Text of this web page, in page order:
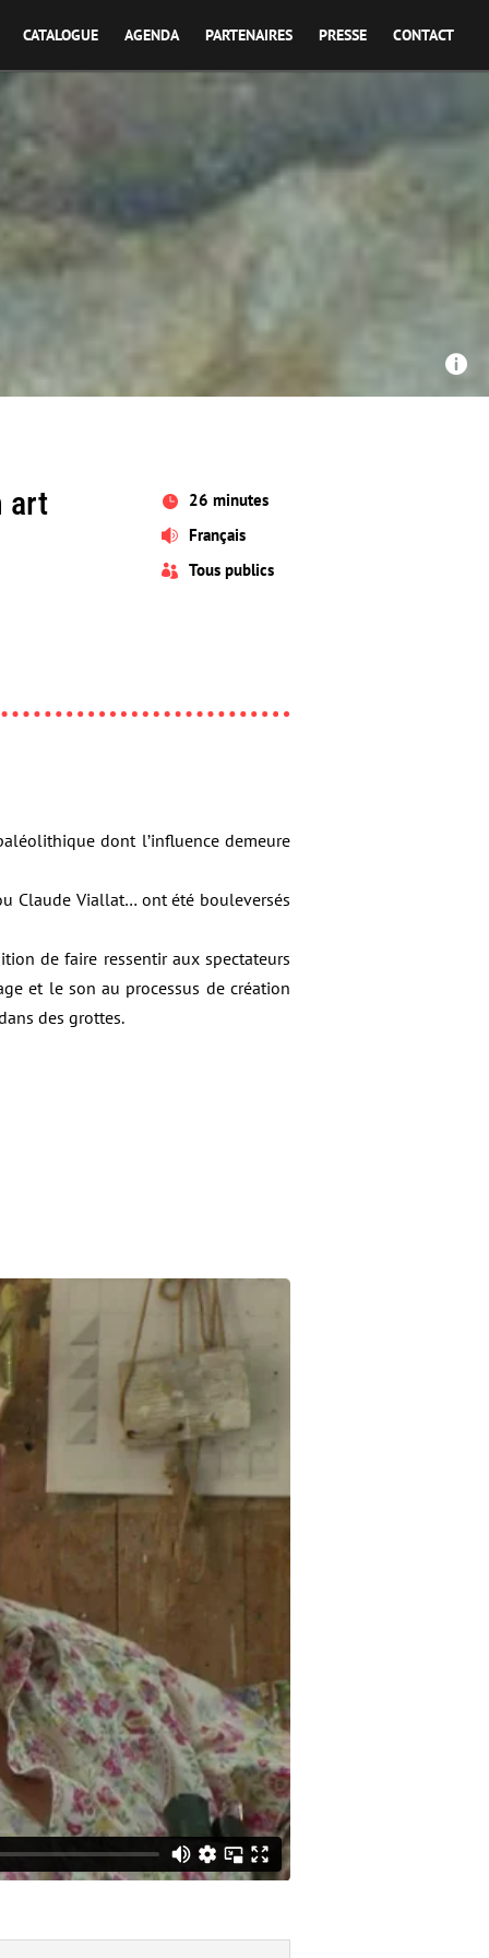
CATALOGUE AGENDA PARTENAIRES PRESSE CONTACT
magnon à Soulages, un art préhistorique contemporain 
art  26 minutes
 Français
 Tous publics
dont l’influence demeure
Claude Viallat… ont été bouleversés
de faire ressentir aux spectateurs
et le son au processus de création
des grottes.